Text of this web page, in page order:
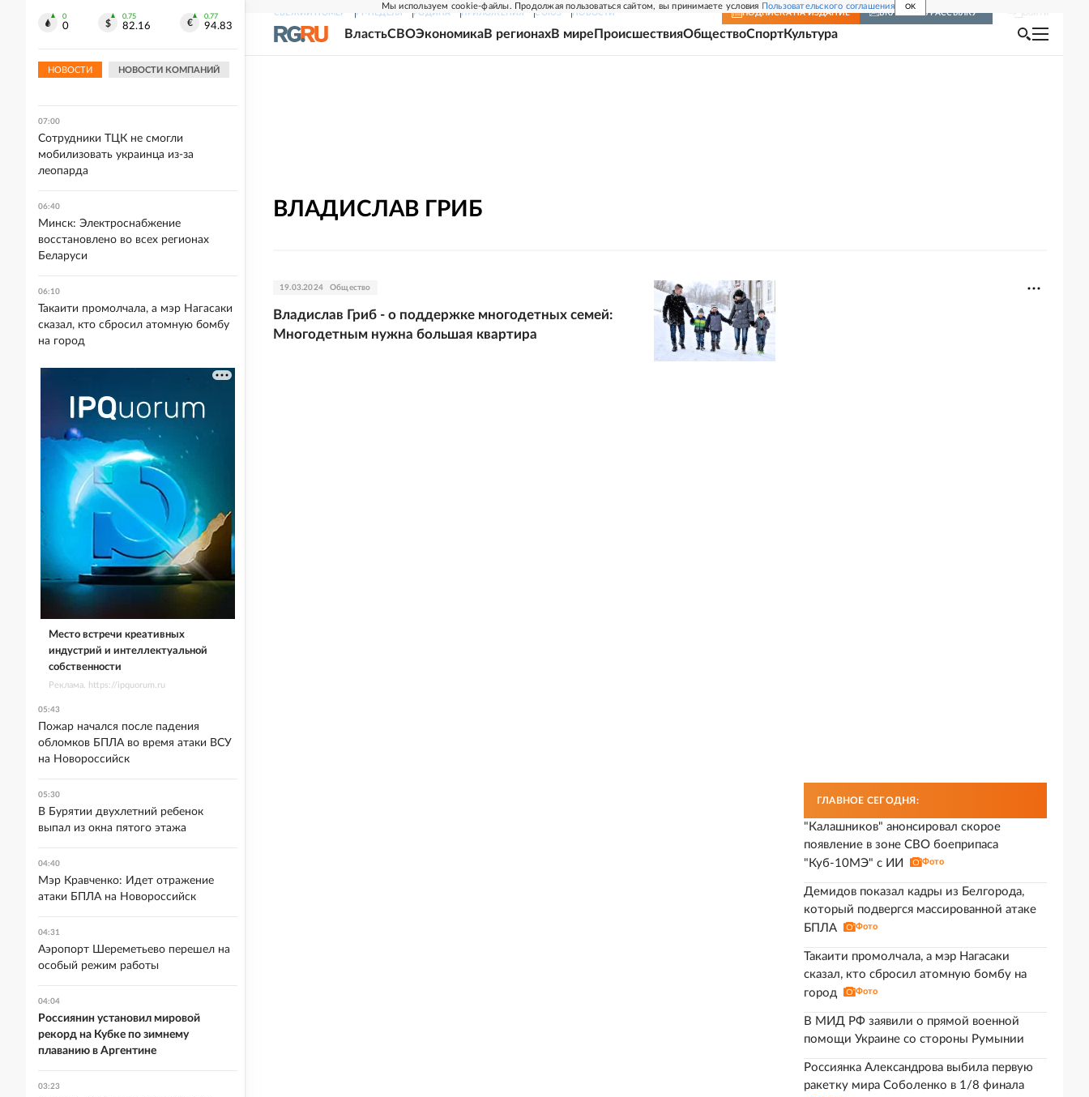
Мы используем cookie-файлы. Продолжая пользоваться сайтом, вы принимаете условия Пользовательского соглашения OK
СВЕЖИЙ НОМЕР РГ-НЕДЕЛЯ РОДИНА ПРИЛОЖЕНИЯ СОЮЗ НОВОСТИ ПОДПИСКА НА ИЗДАНИЕ ВКЛЮЧИТЬ РАССЫЛКУ
ВластьСВОЭкономикаВ регионахВ мире ПроисшествияОбществоСпортКультура
ВЛАДИСЛАВ ГРИБ
19.03.2024 Общество
Владислав Гриб - о поддержке многодетных семей:
Многодетным нужна большая квартира
ГЛАВНОЕ СЕГОДНЯ:
"Калашников" анонсировал скорое
появление в зоне СВО боеприпаса
"Куб-10МЭ" с ИИ
Фото
Демидов показал кадры из Белгорода,
который подвергся массированной атаке
БПЛА
Фото
Такаити промолчала, а мэр Нагасаки
сказал, кто сбросил атомную бомбу на
город
Фото
В МИД РФ заявили о прямой военной
помощи Украине со стороны Румынии
Россиянка Александрова выбила первую
ракетку мира Соболенко в 1/8 финала
0
0
0.75
82.16
0.77
94.83
НОВОСТИ НОВОСТИ КОМПАНИЙ
Ростовской области после налета
07:00
Сотрудники ТЦК не смогли
мобилизовать украинца из-за
леопарда
06:40
Минск: Электроснабжение
восстановлено во всех регионах
Беларуси
06:10
Такаити промолчала, а мэр Нагасаки
сказал, кто сбросил атомную бомбу
на город
Место встречи креативных
индустрий и интеллектуальной
собственности
Реклама. https://ipquorum.ru
05:43
Пожар начался после падения
обломков БПЛА во время атаки ВСУ
на Новороссийск
05:30
В Бурятии двухлетний ребенок
выпал из окна пятого этажа
04:40
Мэр Кравченко: Идет отражение
атаки БПЛА на Новороссийск
04:31
Аэропорт Шереметьево перешел на
особый режим работы
04:04
Россиянин установил мировой
рекорд на Кубке по зимнему
плаванию в Аргентине
03:23